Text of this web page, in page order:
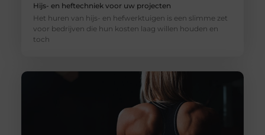
Hijs- en heftechniek voor uw projecten
Het huren van hijs- en hefwerktuigen is een slimme zet
voor bedrijven die hun kosten laag willen houden en
toch